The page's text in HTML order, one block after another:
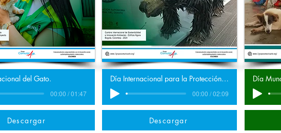
del Gato.
00:00 / 01:47
Descargar
Día Internacional para la Protección de los Osos del Mundo.
00:00 / 02:09
Descargar